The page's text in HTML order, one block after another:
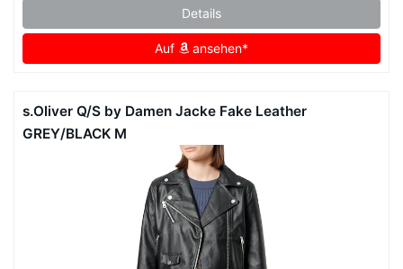
Details
Auf ansehen*
s.Oliver Q/S by Damen Jacke Fake Leather
GREY/BLACK M